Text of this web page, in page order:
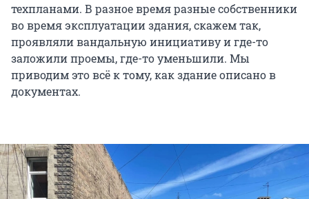
техпланами. В разное время разные собственники
во время эксплуатации здания, скажем так,
проявляли вандальную инициативу и где-то
заложили проемы, где-то уменьшили. Мы
приводим это всё к тому, как здание описано в
документах.